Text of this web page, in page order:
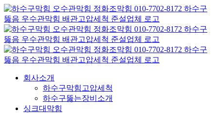
콘
텐
츠
로
건
너
회사소개
하수구막힘고압세척
하수구뚫는장비소개
싱크대막힘